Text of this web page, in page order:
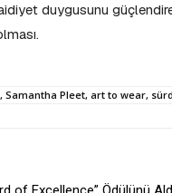
duygusunu
Samantha Pleet, art to wear,